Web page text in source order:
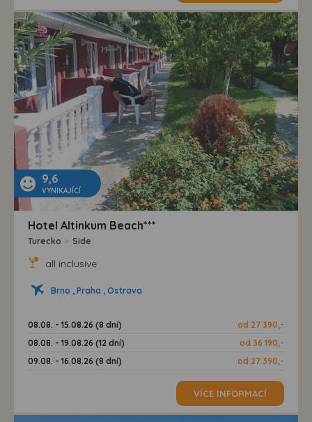
9,6
VYNIKAJÍCÍ
Hotel Altinkum Beach***
Turecko > Side
all inclusive
Brno , Praha , Ostrava
08.08. - 15.08.26 (8 dní)
od 27 390,-
08.08. - 19.08.26 (12 dní)
od 36 190,-
09.08. - 16.08.26 (8 dní)
od 27 390,-
VÍCE INFORMACÍ